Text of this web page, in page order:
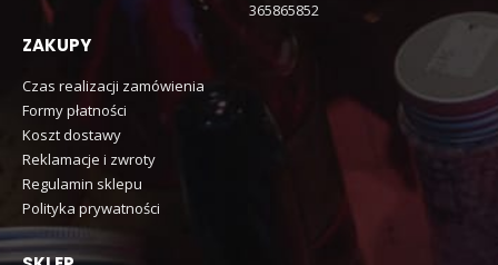
365865852
ZAKUPY
Czas realizacji zamówienia
Formy płatności
Koszt dostawy
Reklamacje i zwroty
Regulamin sklepu
Polityka prywatności